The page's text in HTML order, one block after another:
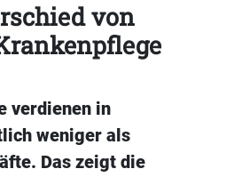
von
verdienen in
weniger als
Das zeigt die